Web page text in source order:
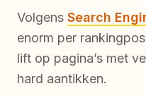
Volgens Search
enorm per
lift op pagina’s met
hard aantikken.